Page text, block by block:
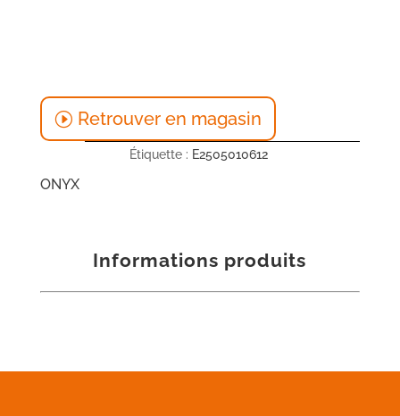
Retrouver en magasin
Étiquette : E2505010612
ONYX
Informations produits